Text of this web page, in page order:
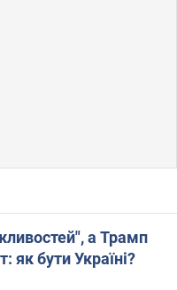
а Трамп
бути Україні?